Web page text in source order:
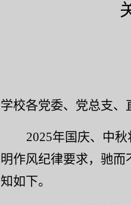
学校各党委、党总支、
2025年国庆、中
明作风纪律要求，驰而
知如下。